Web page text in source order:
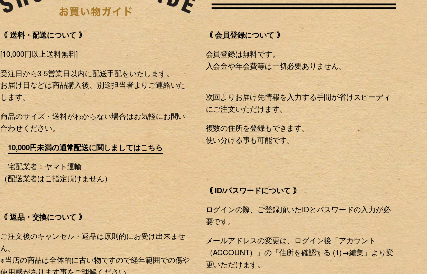
｟ 送料・配送について ｠
[10,000円以上送料無料]
受注日から3-5営業日以内に配送手配をいたします。
お届け日などは商品購入後、別途担当者よりご連絡いた
します。
商品のサイズ・送料がわからない場合はお気軽にお問い
合わせください。
10,000円未満の通常配送に関しましてはこちら
宅配業者：ヤマト運輸
（配送業者はご指定頂けません）
｟ 返品・交換について ｠
ご注文後のキャンセル・返品は原則的にお受け出来ませ
ん。
※当店の商品は全体的に古い物ですので経年範囲での傷や
使用感があります事をご理解ください。
｟ 会員登録について ｠
会員登録は無料です。
入会金や年会費等は一切必要ありません。
次回よりお届け先情報を入力する手間が省けスピーディ
にご注文いただけます。
複数の住所を登録もできます。
使い分ける事も可能です。
｟ ID/パスワードについて ｠
ログインの際、ご登録頂いたIDとパスワードの入力が必
要です。
メールアドレスの変更は、ログイン後「アカウント
（ACCOUNT）」の「住所を確認する (1)→編集」より変
更いただけます。